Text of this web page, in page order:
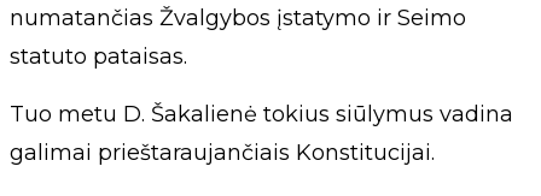
numatančias Žvalgybos įstatymo ir Seimo
statuto pataisas.
Tuo metu D. Šakalienė tokius siūlymus vadina
galimai prieštaraujančiais Konstitucijai.